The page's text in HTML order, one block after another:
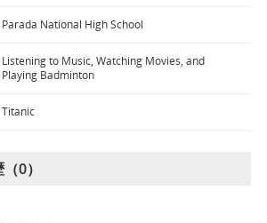
Parada National High School
Listening to Music, Watching Movies, and
Playing Badminton
Titanic
0）